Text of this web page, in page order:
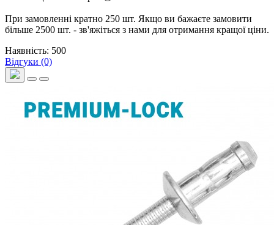
При замовленні кратно 250 шт. Якщо ви бажаєте замовити
більше 2500 шт. - зв'яжіться з нами для отримання кращої ціни.
Наявність: 500
Відгуки (0)